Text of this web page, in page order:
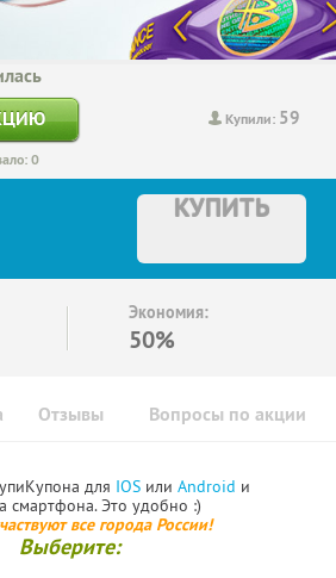
Купили: 59
0
КУПИТЬ
Экономия:
50%
Отзывы Вопросы по акции
для IOS или Android и
смартфона. Это удобно :)
все города России!
Выберите: